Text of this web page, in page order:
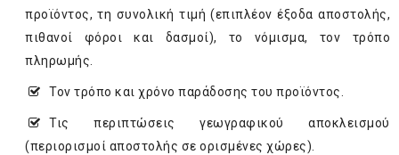
προϊόντος, τη συνολική τιμή (επιπλέον έξοδα αποστολής,
πιθανοί φόροι και δασμοί), το νόμισμα, τον τρόπο
πληρωμής.
Τον τρόπο και χρόνο παράδοσης του προϊόντος.
Τις περιπτώσεις γεωγραφικού αποκλεισμού
(περιορισμοί αποστολής σε ορισμένες χώρες).